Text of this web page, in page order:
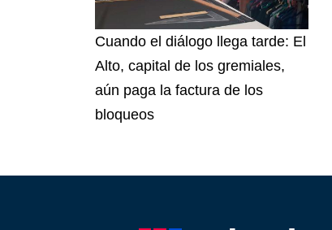
Cuando el diálogo llega tarde: El
Alto, capital de los gremiales,
aún paga la factura de los
bloqueos